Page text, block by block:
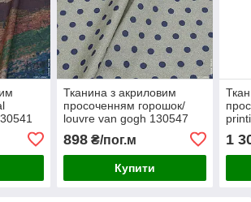
Тканина з акриловим
просоченням горошок/
louvre van gogh 130547
898₴/пог.м
Купити
1